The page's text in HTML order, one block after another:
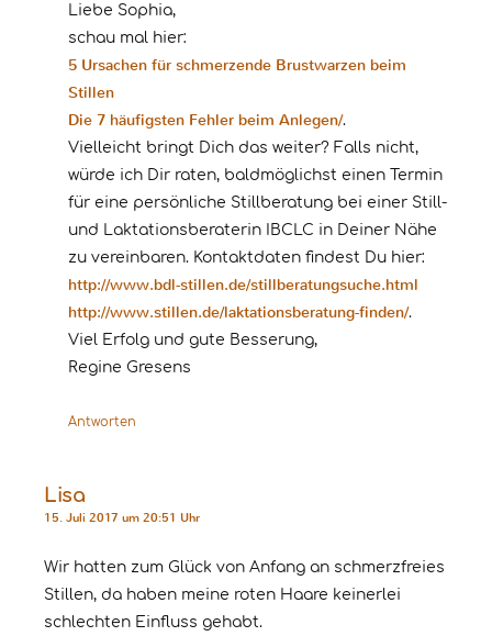
Liebe Sophia,
schau mal hier:
5 Ursachen für schmerzende Brustwarzen beim
Stillen
Die 7 häufigsten Fehler beim Anlegen/.
Vielleicht bringt Dich das weiter? Falls nicht,
würde ich Dir raten, baldmöglichst einen Termin
für eine persönliche Stillberatung bei einer Still-
und Laktationsberaterin IBCLC in Deiner Nähe
zu vereinbaren. Kontaktdaten findest Du hier:
http://www.bdl-stillen.de/stillberatungsuche.html
http://www.stillen.de/laktationsberatung-finden/.
Viel Erfolg und gute Besserung,
Regine Gresens
Antworten
Lisa
15. Juli 2017 um 20:51 Uhr
Wir hatten zum Glück von Anfang an schmerzfreies
Stillen, da haben meine roten Haare keinerlei
schlechten Einfluss gehabt.